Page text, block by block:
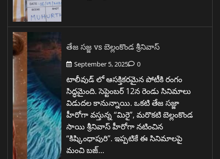
తేజ సజ్జ vs బెల్లంకొండ శ్రీనివాస్
September 5, 2025 0
టాలీవుడ్ లో ఆసక్తికరమైన పోటీకి రంగం
సిద్ధమైంది. సెప్టెంబర్ 12న రెండు సినిమాలు
విడుదల కానున్నాయి. ఒకటి తేజ సజ్జా
హీరోగా వస్తున్న “మిరై”, మరొకటి బెల్లంకొండ
సాయి శ్రీనివాస్ హీరోగా నటించిన
“కిష్కింధాపురి”. ఇప్పటికే ఈ సినిమాలపై
మంచి బజ్…